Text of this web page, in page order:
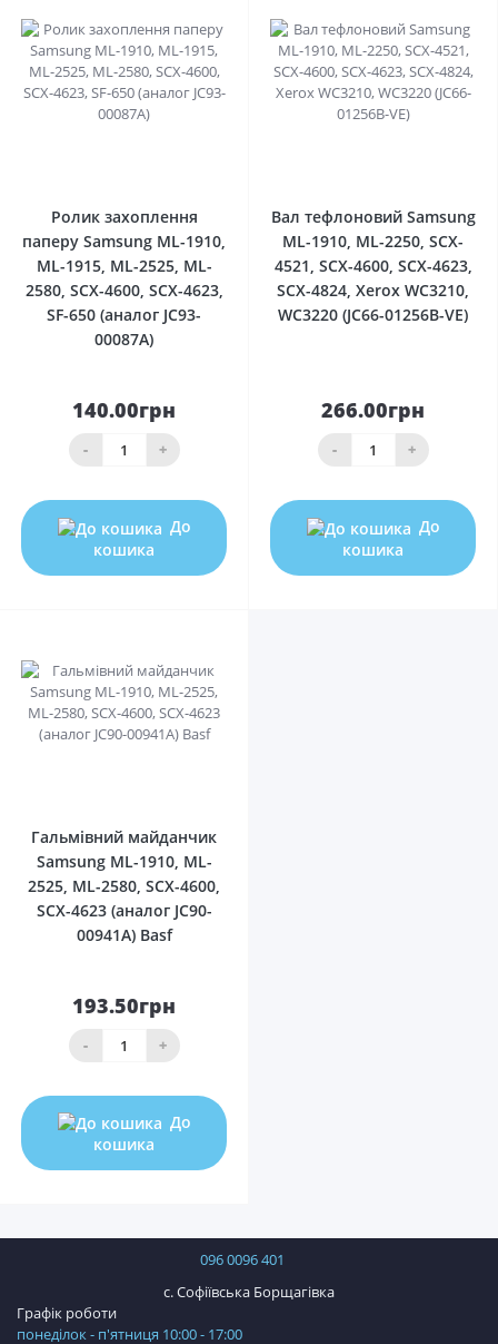
Ролик захоплення
паперу Samsung ML-1910,
ML-1915, ML-2525, ML-
2580, SCX-4600, SCX-4623,
SF-650 (аналог JC93-
00087A)
140.00грн
- +
До
кошика
Вал тефлоновий Samsung
ML-1910, ML-2250, SCX-
4521, SCX-4600, SCX-4623,
SCX-4824, Xerox WC3210,
WC3220 (JC66-01256B-VE)
266.00грн
- +
До
кошика
Гальмівний майданчик
Samsung ML-1910, ML-
2525, ML-2580, SCX-4600,
SCX-4623 (аналог JC90-
00941A) Basf
193.50грн
- +
До
кошика
096 0096 401
с. Софіївська Борщагівка
Графік роботи
понеділок - п'ятниця 10:00 - 17:00